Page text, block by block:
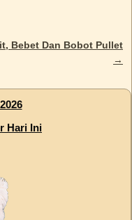
Bebet Dan Bobot Pullet
→
Hari Ini